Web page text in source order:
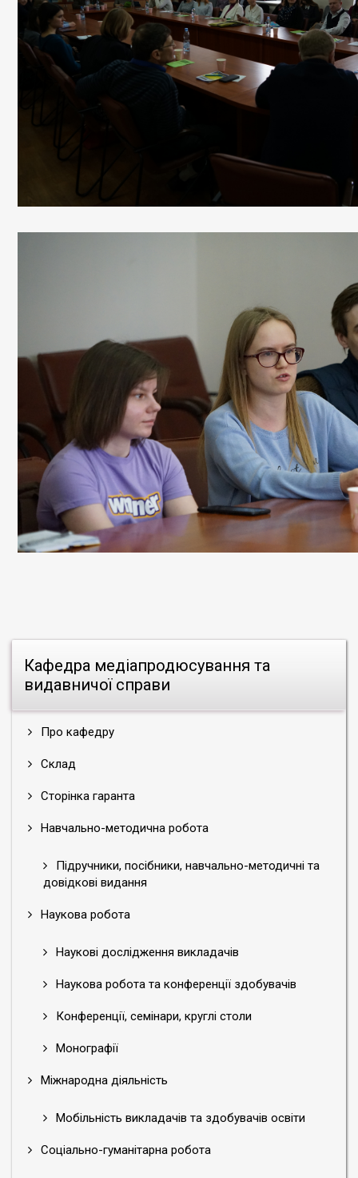
Кафедра медіапродюсування та
видавничої справи
Про кафедру
Склад
Сторінка гаранта
Навчально-методична робота
Підручники, посібники, навчально-методичні та
довідкові видання
Наукова робота
Наукові дослідження викладачів
Наукова робота та конференції здобувачів
Конференції, семінари, круглі столи
Монографії
Міжнародна діяльність
Мобільність викладачів та здобувачів освіти
Соціально-гуманітарна робота